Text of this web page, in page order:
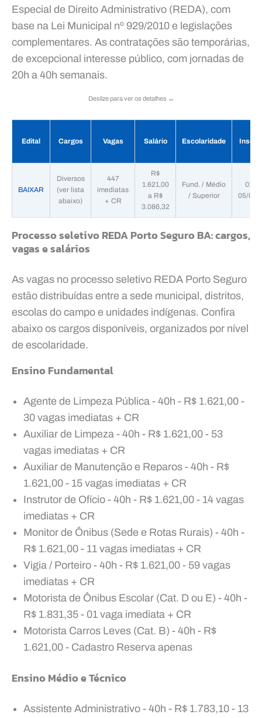
Especial de Direito Administrativo (REDA), com
base na Lei Municipal nº 929/2010 e legislações
complementares. As contratações são temporárias,
de excepcional interesse público, com jornadas de
20h a 40h semanais.
Deslize para ver os detalhes ↔️
Edital Cargos Vagas Salário Escolaridade
BAIXAR
Diversos
(ver lista
abaixo)
447
imediatas
+ CR
R$
1.621,00
a R$
3.086,32
Fund. / Médio
/ Superior
01/
05/07/
Processo seletivo REDA Porto Seguro BA: cargos,
vagas e salários
As vagas no processo seletivo REDA Porto Seguro
estão distribuídas entre a sede municipal, distritos,
escolas do campo e unidades indígenas. Confira
abaixo os cargos disponíveis, organizados por nível
de escolaridade.
Ensino Fundamental
Agente de Limpeza Pública - 40h - R$ 1.621,00 -
30 vagas imediatas + CR
Auxiliar de Limpeza - 40h - R$ 1.621,00 - 53
vagas imediatas + CR
Auxiliar de Manutenção e Reparos - 40h - R$
1.621,00 - 15 vagas imediatas + CR
Instrutor de Ofício - 40h - R$ 1.621,00 - 14 vagas
imediatas + CR
Monitor de Ônibus (Sede e Rotas Rurais) - 40h -
R$ 1.621,00 - 11 vagas imediatas + CR
Vigia / Porteiro - 40h - R$ 1.621,00 - 59 vagas
imediatas + CR
Motorista de Ônibus Escolar (Cat. D ou E) - 40h -
R$ 1.831,35 - 01 vaga imediata + CR
Motorista Carros Leves (Cat. B) - 40h - R$
1.621,00 - Cadastro Reserva apenas
Ensino Médio e Técnico
Assistente Administrativo - 40h - R$ 1.783,10 - 13